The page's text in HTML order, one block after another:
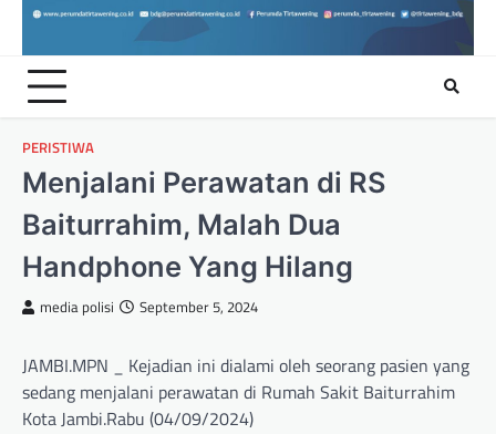
PERISTIWA
Menjalani Perawatan di RS
Baiturrahim, Malah Dua
Handphone Yang Hilang
media polisi September 5, 2024
JAMBI.MPN _ Kejadian ini dialami oleh seorang pasien yang
sedang menjalani perawatan di Rumah Sakit Baiturrahim
Kota Jambi.Rabu (04/09/2024)